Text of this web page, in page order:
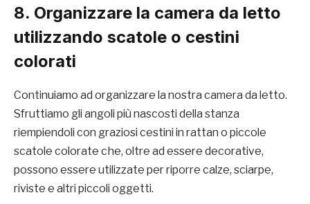
8. Organizzare la camera da letto
utilizzando scatole o cestini
colorati
Continuiamo ad organizzare la nostra camera da letto.
Sfruttiamo gli angoli più nascosti della stanza
riempiendoli con graziosi cestini in rattan o piccole
scatole colorate che, oltre ad essere decorative,
possono essere utilizzate per riporre calze, sciarpe,
riviste e altri piccoli oggetti.